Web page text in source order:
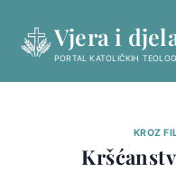
content
Vjera i
PORTAL KATOLIČKIH
KROZ